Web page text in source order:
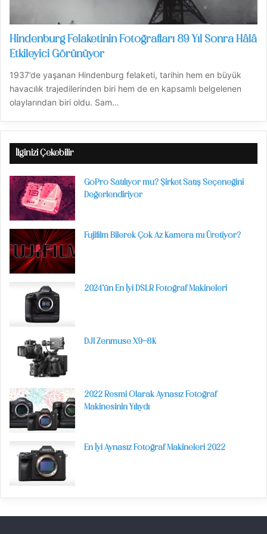
Hindenburg Felaketinin Fotoğrafları 89 Yıl Sonra Hâlâ
Etkileyici Görünüyor
1937’de yaşanan Hindenburg felaketi, tarihin hem en büyük
havacılık trajedilerinden biri hem de en kapsamlı belgelenen
olaylarından biri oldu. Sam…
İlginizi Çekebilir
GoPro Satılıyor mu? Şirket Satış Seçeneğini
Değerlendiriyor
Fujifilm Bilerek Çok Az Kamera mı Üretiyor?
2024’ün En İyi DSLR Fotoğraf Makineleri
DJI Zenmuse X9-8K
2022 Resmi Olarak Aynasız Fotoğraf
Makinesinin Yılıydı
En İyi Aynasız Fotoğraf Makineleri 2022